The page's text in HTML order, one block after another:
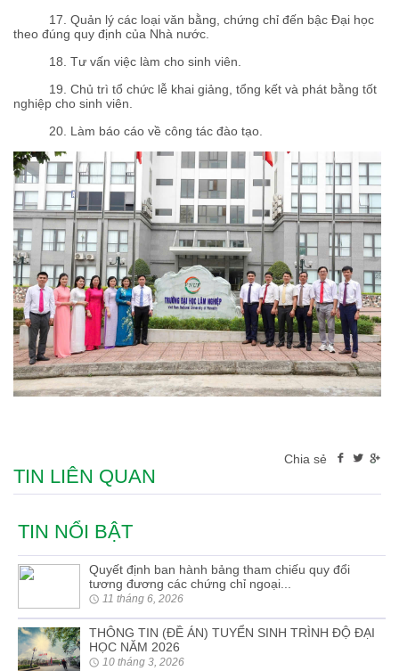
17. Quản lý các loại văn bằng, chứng chỉ đến bậc Đại học
theo đúng quy định của Nhà nước.
18. Tư vấn việc làm cho sinh viên.
19. Chủ trì tổ chức lễ khai giảng, tổng kết và phát bằng tốt
nghiệp cho sinh viên.
20. Làm báo cáo về công tác đào tạo.
Chia sẻ
TIN LIÊN QUAN
TIN NỔI BẬT
Quyết định ban hành bảng tham chiếu quy đổi
tương đương các chứng chỉ ngoại...
11 tháng 6, 2026
THÔNG TIN (ĐỀ ÁN) TUYỂN SINH TRÌNH ĐỘ ĐẠI
HỌC NĂM 2026
10 tháng 3, 2026